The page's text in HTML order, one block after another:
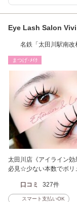
Eye Lash Salon Vivi
名鉄「太田川駅南
まつげ･ﾒｲｸ
太田川店《アイライン
必見☆少ない本数でボリ
口コミ 327件
スマート支払いOK